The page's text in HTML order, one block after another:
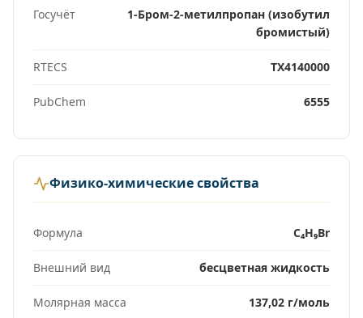
Госучёт
1-Бром-2-метилпропан (изобутил
бромистый)
RTECS ТХ4140000
PubChem 6555
Физико-химические свойства
Формула C₄H₉Br
Внешний вид бесцветная жидкость
Молярная масса 137,02 г/моль